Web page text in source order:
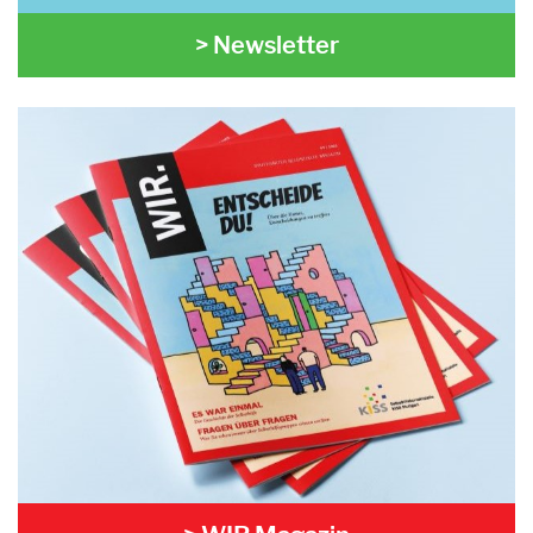
> Newsletter